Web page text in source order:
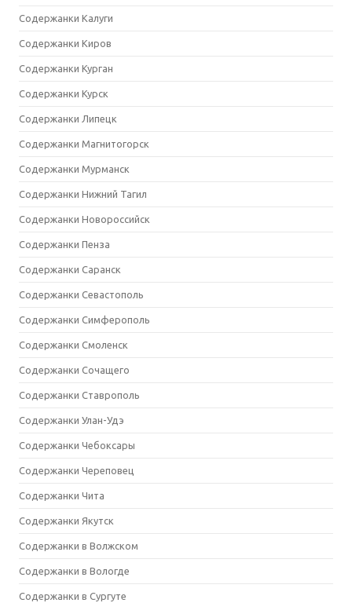
Содержанки Калуги
Содержанки Киров
Содержанки Курган
Содержанки Курск
Содержанки Липецк
Содержанки Магнитогорск
Содержанки Мурманск
Содержанки Нижний Тагил
Содержанки Новороссийск
Содержанки Пенза
Содержанки Саранск
Содержанки Севастополь
Содержанки Симферополь
Содержанки Смоленск
Содержанки Сочащего
Содержанки Ставрополь
Содержанки Улан-Удэ
Содержанки Чебоксары
Содержанки Череповец
Содержанки Чита
Содержанки Якутск
Содержанки в Волжском
Содержанки в Вологде
Содержанки в Сургуте